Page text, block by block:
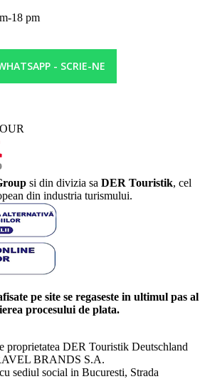
18 pm
- SCRIE-NE
si din divizia sa DER Touristik, cel
din industria turismului.
pe site se regaseste in ultimul pas al
procesului de plata.
proprietatea DER Touristik Deutschland
BRANDS S.A.
sediul social in Bucuresti, Strada